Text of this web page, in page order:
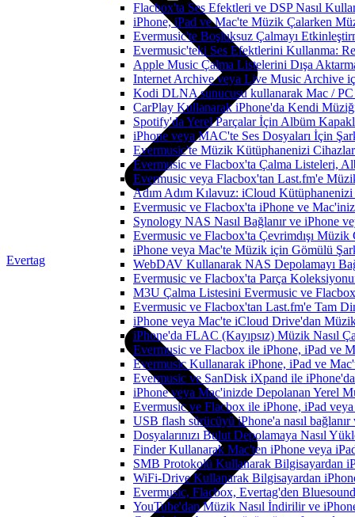
Flacbox'ta Ses Efektleri ve DSP Nasıl
iPhone, iPad ve Mac'te Müzik Çalarken
Evermusic'te Boşluksuz Çalmayı
Evermusic'teki Ses Efektlerini Kullanma:
Apple Music Çalma Listelerini Dışa
Internet Archive veya Live Music Archive
Kodi DLNA sunucusu kullanarak Mac / PC
CarPlay Kullanarak iPhone'da Kendi
Spotify'da Yerel Parçalar İçin Albüm
iPhone veya MAC'te Ses Dosyaları İçin
Evermusic'te Müzik Kütüphanenizi Cihazlar
Evermusic ve Flacbox'ta Çalma Listeleri,
Evermusic veya Flacbox'tan Last.fm'e
Adım Adım Kılavuz: iCloud
Evermusic ve Flacbox'ta iPhone ve
Synology NAS Nasıl Bağlanır ve iPhone
Evermusic ve Flacbox'ta Çevrimdışı
iPhone veya Mac'te Müzik için Gömülü
WebDAV Kullanarak NAS Depolamayı
Evermusic ve Flacbox'ta Parça
M3U Çalma Listesini Evermusic ve
Evermusic ve Flacbox'tan Last.fm'e Tam
iPhone veya Mac'te iCloud Drive'dan
iPhone'da FLAC (Kayıpsız) Müzik Nasıl
Evermusic ve Flacbox ile iPhone, iPad ve
Evermusic Kullanarak iPhone, iPad ve
Evermusic ve SanDisk iXpand ile
iPhone veya Mac'inizde Depolanan Yerel
Evermusic ve Flacbox ile iPhone, iPad
USB flash sürücüyü iPhone'a nasıl
Dosyalarınızı Bulut Depolamaya Nasıl
Finder Kullanarak Mac'ten iPhone veya
SMB Protokolü Kullanarak Bilgisayardan
WiFi-Drive Kullanarak Bilgisayardan
Evermusic, Flacbox, Evertag'den
YouTube'dan Müzik Nasıl İndirilir ve
Evertag